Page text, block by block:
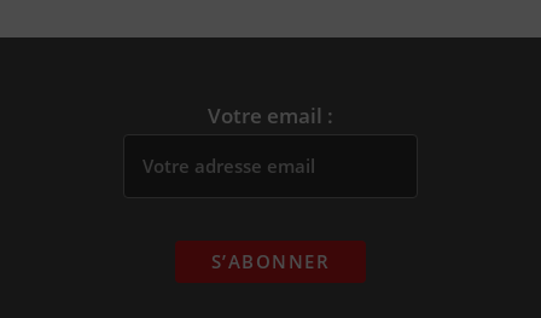
Votre email :